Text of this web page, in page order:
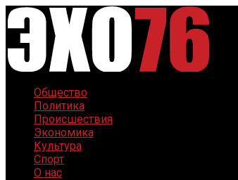
Общество
Политика
Происшествия
Экономика
Культура
Спорт
О нас